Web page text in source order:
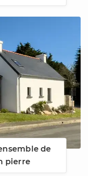
de
pierre